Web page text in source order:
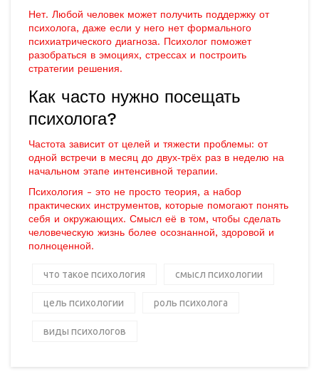
Нет. Любой человек может получить поддержку от
психолога, даже если у него нет формального
психиатрического диагноза. Психолог поможет
разобраться в эмоциях, стрессах и построить
стратегии решения.
Как часто нужно посещать
психолога?
Частота зависит от целей и тяжести проблемы: от
одной встречи в месяц до двух‑трёх раз в неделю на
начальном этапе интенсивной терапии.
Психология - это не просто теория, а набор
практических инструментов, которые помогают понять
себя и окружающих. Смысл её в том, чтобы сделать
человеческую жизнь более осознанной, здоровой и
полноценной.
что такое психология смысл психологии
цель психологии роль психолога
виды психологов